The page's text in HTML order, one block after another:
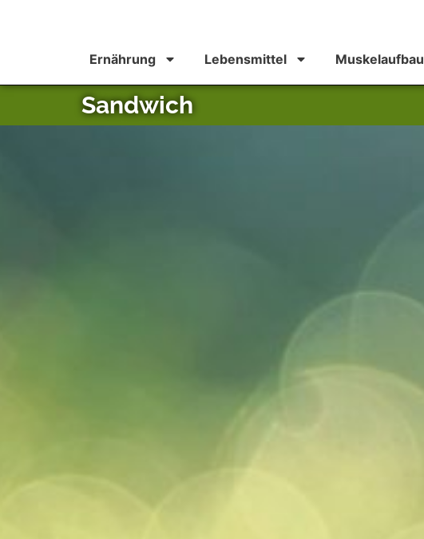
Ernährung Lebensmittel Muskelaufbau
Sandwich